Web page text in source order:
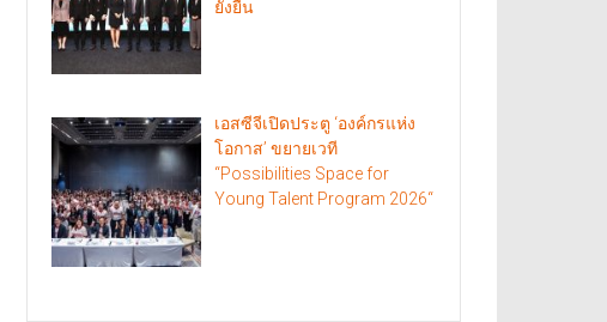
ยั่งยืน
เอสซีจีเปิดประตู ‘องค์กรแห่ง
โอกาส’ ขยายเวที
“Possibilities Space for
Young Talent Program 2026“